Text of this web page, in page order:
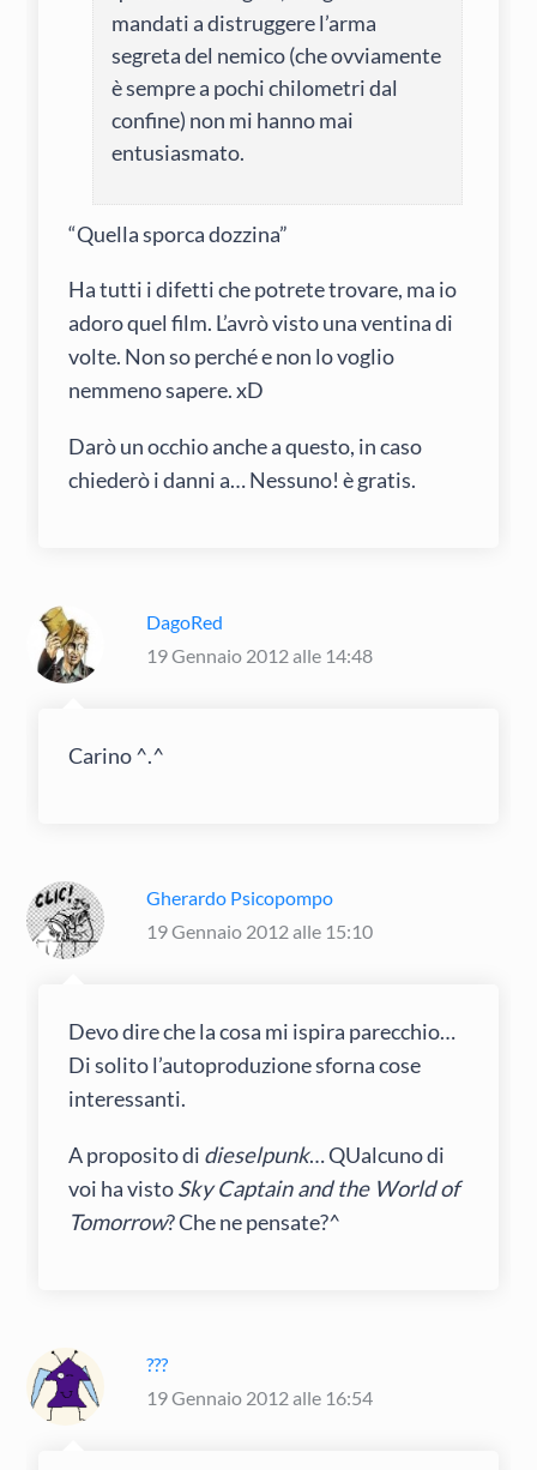
mandati a distruggere l’arma
segreta del nemico (che ovviamente
è sempre a pochi chilometri dal
confine) non mi hanno mai
entusiasmato.
“Quella sporca dozzina”
Ha tutti i difetti che potrete trovare, ma io
adoro quel film. L’avrò visto una ventina di
volte. Non so perché e non lo voglio
nemmeno sapere. xD
Darò un occhio anche a questo, in caso
chiederò i danni a… Nessuno! è gratis.
DagoRed
19 Gennaio 2012 alle 14:48
Carino ^.^
Gherardo Psicopompo
19 Gennaio 2012 alle 15:10
Devo dire che la cosa mi ispira parecchio…
Di solito l’autoproduzione sforna cose
interessanti.
A proposito di dieselpunk… QUalcuno di
voi ha vistoSky Captain and the World of
Tomorrow? Che ne pensate?^
???
19 Gennaio 2012 alle 16:54